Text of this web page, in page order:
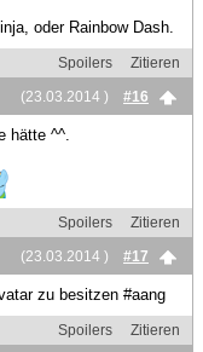
oder Rainbow Dash.
Spoilers
Zitieren
(23.03.2014 )
#16
hätte ^^.
Spoilers
Zitieren
(23.03.2014 )
#17
zu besitzen #aang
Spoilers
Zitieren